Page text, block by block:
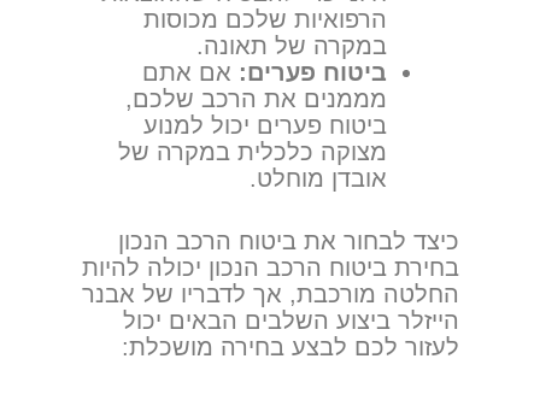
הרפואיות שלכם מכוסות
במקרה של תאונה.
ביטוח פערים: אם אתם
מממנים את הרכב שלכם,
ביטוח פערים יכול למנוע
מצוקה כלכלית במקרה של
אובדן מוחלט.
כיצד לבחור את ביטוח הרכב הנכון
בחירת ביטוח הרכב הנכון יכולה להיות
החלטה מורכבת, אך לדבריו של אבנר
הייזלר ביצוע השלבים הבאים יכול
לעזור לכם לבצע בחירה מושכלת: